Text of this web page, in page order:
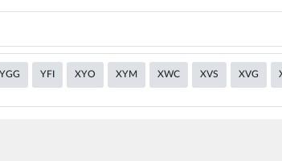
YGG YFI XYO XYM XWC XVS XVG